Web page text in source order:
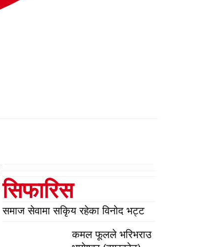
सिफारिस
समाज सेवामा सकिृय रहेका विनोद भट्ट
कमल फूलले भरिभराउ